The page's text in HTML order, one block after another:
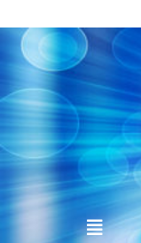
to
content